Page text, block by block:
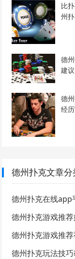
比
州
德
建议
德
经
德州扑克文章分
德州扑克在线app
德州扑克游戏推
德州扑克游戏推
德州扑克玩法技